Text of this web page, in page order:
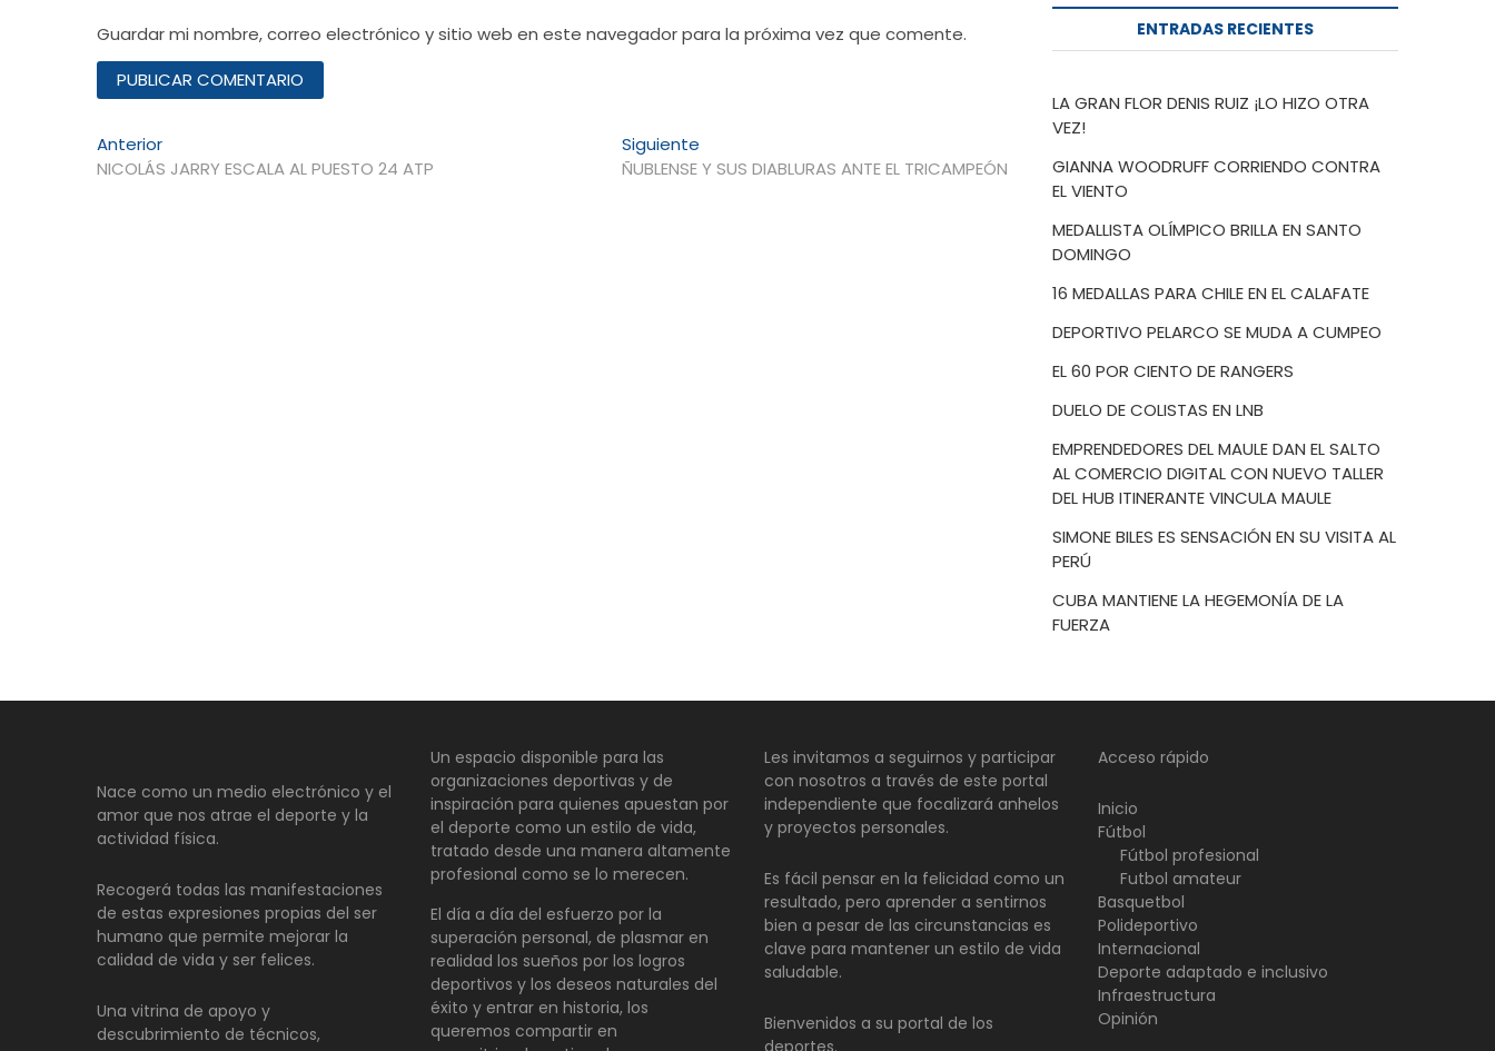
Guardar mi nombre, correo electrónico y sitio web en este navegador para la próxima vez que comente.
Navegación
de
AnteriorEntrada
anterior:
NICOLÁS JARRY ESCALA AL PUESTO 24 ATP
Siguiente
siguiente:
ÑUBLENSE Y SUS DIABLURAS ANTE EL TRICAMPEÓN
ENTRADAS RECIENTES
LA GRAN FLOR DENIS RUIZ ¡LO HIZO OTRA
VEZ!
GIANNA WOODRUFF CORRIENDO CONTRA
EL VIENTO
MEDALLISTA OLÍMPICO BRILLA EN SANTO
DOMINGO
16 MEDALLAS PARA CHILE EN EL CALAFATE
DEPORTIVO PELARCO SE MUDA A CUMPEO
EL 60 POR CIENTO DE RANGERS
DUELO DE COLISTAS EN LNB
EMPRENDEDORES DEL MAULE DAN EL SALTO
AL COMERCIO DIGITAL CON NUEVO TALLER
DEL HUB ITINERANTE VINCULA MAULE
SIMONE BILES ES SENSACIÓN EN SU VISITA AL
PERÚ
CUBA MANTIENE LA HEGEMONÍA DE LA
FUERZA
Nace como un medio electrónico y el
amor que nos atrae el deporte y la
actividad física.
Recogerá todas las manifestaciones
de estas expresiones propias del ser
humano que permite mejorar la
calidad de vida y ser felices.
Una vitrina de apoyo y
descubrimiento de técnicos,
Un espacio disponible para las
organizaciones deportivas y de
inspiración para quienes apuestan por
el deporte como un estilo de vida,
tratado desde una manera altamente
profesional como se lo merecen.
El día a día del esfuerzo por la
superación personal, de plasmar en
realidad los sueños por los logros
deportivos y los deseos naturales del
éxito y entrar en historia, los
queremos compartir en
Les invitamos a seguirnos y participar
con nosotros a través de este portal
independiente que focalizará anhelos
y proyectos personales.
Es fácil pensar en la felicidad como un
resultado, pero aprender a sentirnos
bien a pesar de las circunstancias es
clave para mantener un estilo de vida
saludable.
Bienvenidos a su portal de los
deportes.
Acceso rápido
Inicio
Fútbol
Fútbol profesional
Futbol amateur
Basquetbol
Polideportivo
Internacional
Deporte adaptado e inclusivo
Infraestructura
Opinión